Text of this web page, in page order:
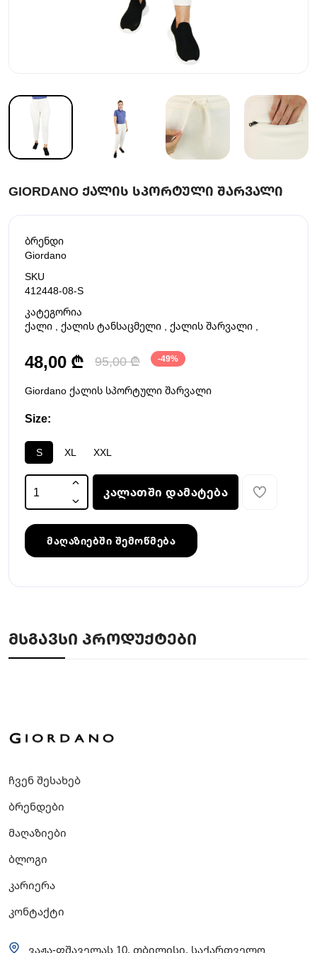
GIORDANO ᲥᲐᲚᲘᲡ ᲡᲞᲝᲠᲢᲣᲚᲘ ᲨᲐᲠᲕᲐᲚᲘ
ბრენდი
Giordano
SKU
412448-08-S
კატეგორია
ქალი
ქალის ტანსაცმელი ქალის შარვალი
48,00 ₾ 95,00 ₾ -49%
Giordano ქალის სპორტული შარვალი
Size:
S XL XXL
კალათში დამატება
მაღაზიებში შემოწმება
ᲛᲡᲒᲐᲕᲡᲘ ᲞᲠᲝᲓᲣᲥᲢᲔᲑᲘ
ჩვენ შესახებ
ბრენდები
მაღაზიები
ბლოგი
კარიერა
კონტაქტი
ვაჟა-ფშაველას 10, თბილისი, საქართველო